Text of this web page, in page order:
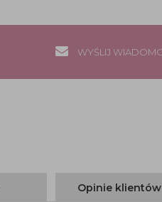
WYŚLIJ
Opinie klientów